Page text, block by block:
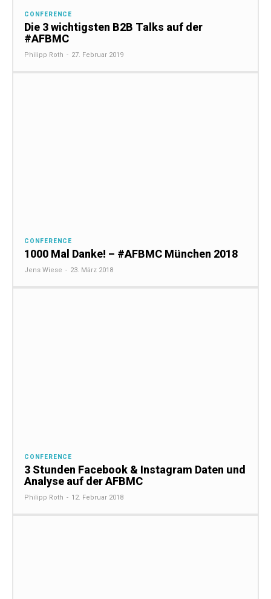
CONFERENCE
Die 3 wichtigsten B2B Talks auf der
#AFBMC
Philipp Roth - 27. Februar 2019
CONFERENCE
1000 Mal Danke! – #AFBMC München 2018
Jens Wiese - 23. März 2018
CONFERENCE
3 Stunden Facebook & Instagram Daten und
Analyse auf der AFBMC
Philipp Roth - 12. Februar 2018